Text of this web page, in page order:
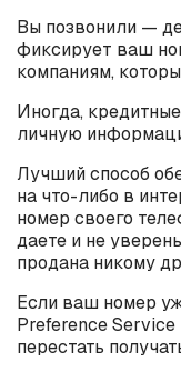
Вы позвонили —
фиксирует ваш
компаниям,
Иногда,
личную
Лучший способ
на что-либо в
номер своего
даете и не
продана никому
Если ваш номер
Preference
перестать